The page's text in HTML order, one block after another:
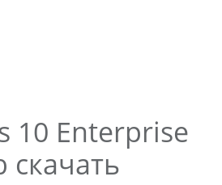
10 Enterprise
скачать